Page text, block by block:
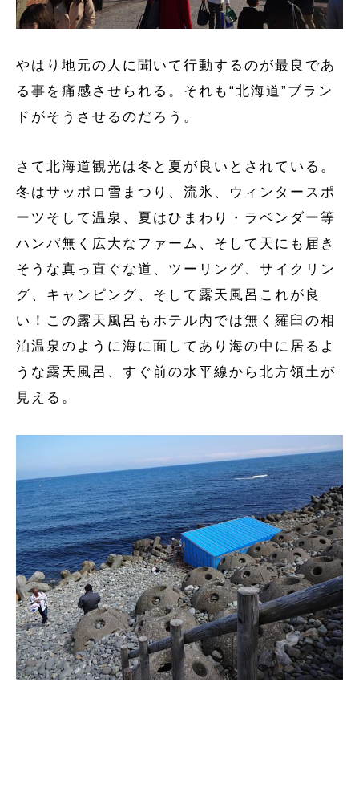
やはり地元の人に聞いて行動するのが最良であ
る事を痛感させられる。それも“北海道”ブラン
ドがそうさせるのだろう。
さて北海道観光は冬と夏が良いとされている。
冬はサッポロ雪まつり、流氷、ウィンタースポ
ーツそして温泉、夏はひまわり・ラベンダー等
ハンパ無く広大なファーム、そして天にも届き
そうな真っ直ぐな道、ツーリング、サイクリン
グ、キャンピング、そして露天風呂これが良
い！この露天風呂もホテル内では無く羅臼の相
泊温泉のように海に面してあり海の中に居るよ
うな露天風呂、すぐ前の水平線から北方領土が
見える。